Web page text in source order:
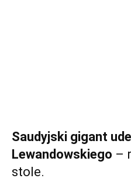
Saudyjski gigant
Lewandowskiego –
stole.